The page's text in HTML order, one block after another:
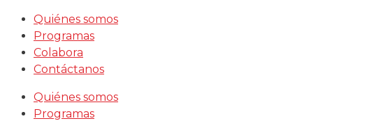
Saltar
contenido
Quiénes somos
Programas
Colabora
Contáctanos
Quiénes somos
Programas